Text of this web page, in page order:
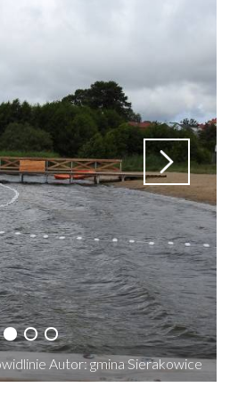
Autor: gmina Sierakowice